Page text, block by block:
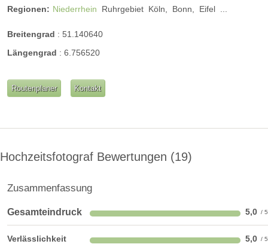
Regionen: Niederrhein Ruhrgebiet Köln, Bonn, Eifel
Breitengrad : 51.140640
Längengrad : 6.756520
Routenplaner Kontakt
Hochzeitsfotograf Bewertungen 19
Zusammenfassung
Gesamteindruck 5,0
Verlässlichkeit 5,0